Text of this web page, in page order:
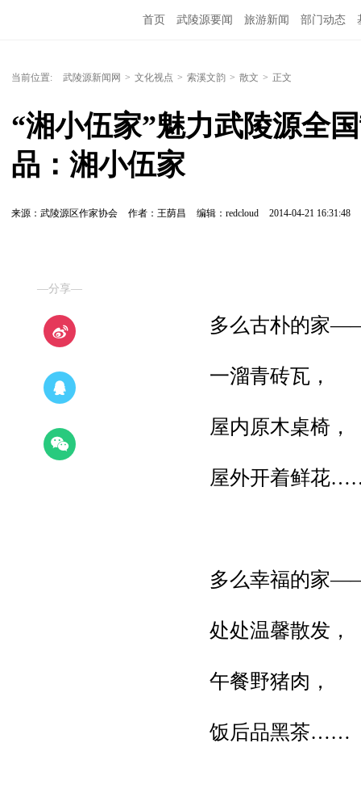
首页 武陵源要闻 旅游新闻 部门动态
当前位置: 武陵源新闻网 > 文化视点 > 索溪文韵 > 散文 > 正文
“湘小伍家”魅力武陵源全
品：湘小伍家
来源：武陵源区作家协会 作者：王荫昌 编辑：redcloud 2014-04-21 16:31:48
—分享—
多么古朴的家
一溜青砖瓦，
屋内原木桌椅，
屋外开着鲜花
多么幸福的家
处处温馨散发，
午餐野猪肉，
饭后品黑茶……